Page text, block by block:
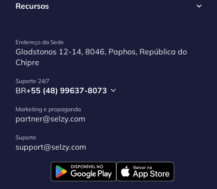
Recursos
Endereço da Sede
Gladstonos 12-14, 8046, Paphos, República do
Chipre
Suporte 24/7
BR+55 (48) 99637-8073
Marketing e propaganda
partner@selzy.com
Suporte
support@selzy.com